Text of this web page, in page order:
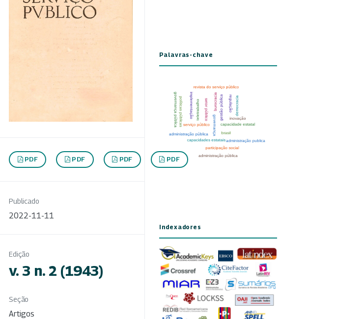
PDF PDF PDF PDF
Publicado
2022-11-11
Edição
v. 3 n. 2 (1943)
Seção
Artigos
Palavras-chave
Indexadores